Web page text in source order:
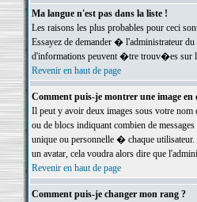
Ma langue n'est pas dans la liste !
Les raisons les plus probables pour ceci
Essayez de demander � l'administrateur
d'informations peuvent �tre trouv�es sur
Revenir en haut de page
Comment puis-je montrer une image
Il peut y avoir deux images sous votre
ou de blocs indiquant combien de
unique ou personnelle � chaque
un avatar, cela voudra alors dire que
Revenir en haut de page
Comment puis-je changer mon rang ?